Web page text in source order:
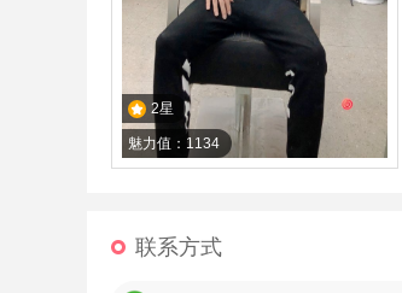
2星
魅力值：1134
联系方式